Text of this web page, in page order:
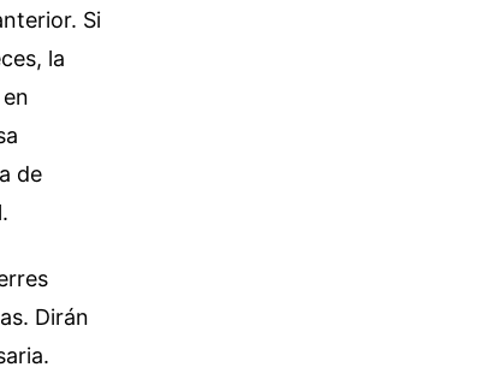
Si
la
de
Dirán